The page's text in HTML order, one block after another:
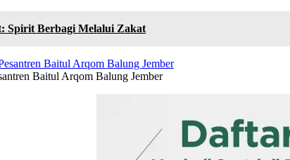
Spirit Berbagi Melalui Zakat
Baitul Arqom Balung Jember